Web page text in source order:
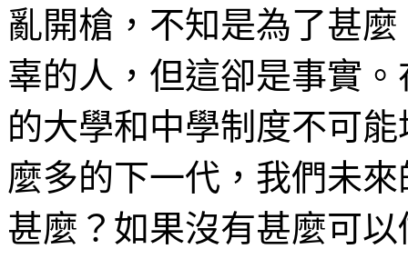
亂開槍，不知是為了甚
辜的人，但這卻是事實
的大學和中學制度不可
麼多的下一代，我們未
甚麼？如果沒有甚麼可